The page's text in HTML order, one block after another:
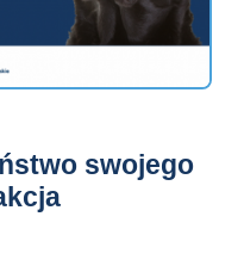
swojego